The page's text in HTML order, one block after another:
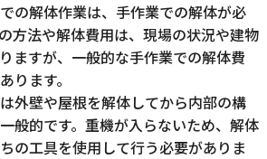
の解体作業は、手作業での解体が必
方法や解体費用は、現場の状況や建物
ますが、一般的な手作業での解体費
ります。
外壁や屋根を解体してから内部の構
般的です。重機が入らないため、解体
の工具を使用して行う必要がありま